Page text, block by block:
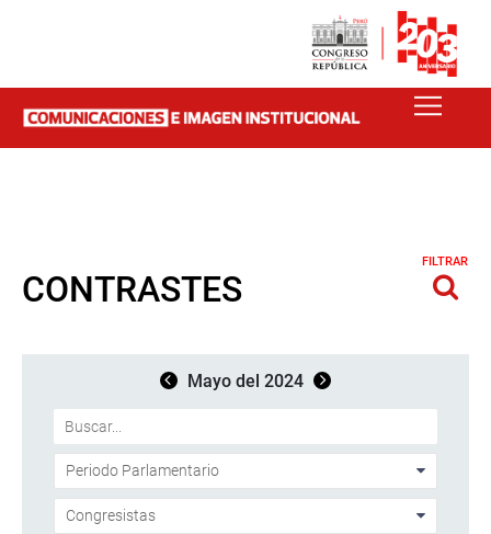
CONTRASTES
FILTRAR
Mayo del 2024